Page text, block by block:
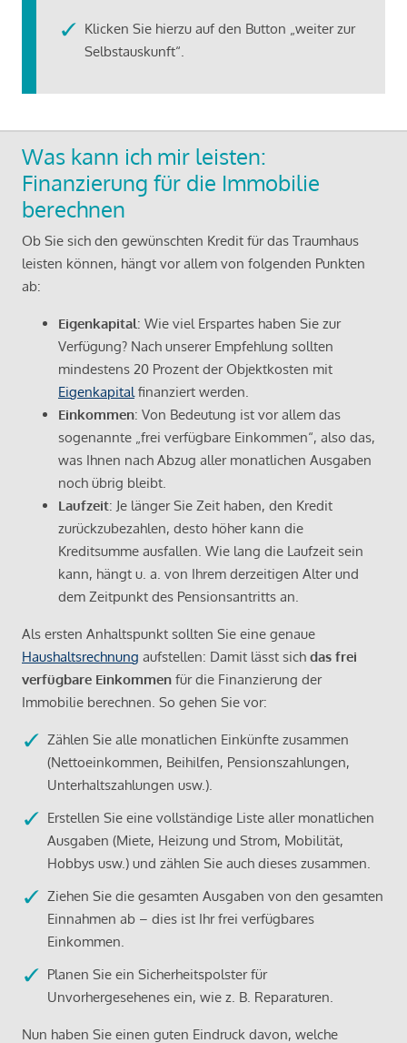
Klicken Sie hierzu auf den Button „weiter zur
Selbstauskunft“.
Was kann ich mir leisten:
Finanzierung für die Immobilie
berechnen
Ob Sie sich den gewünschten Kredit für das Traumhaus
leisten können, hängt vor allem von folgenden Punkten
ab:
Eigenkapital: Wie viel Erspartes haben Sie zur
Verfügung? Nach unserer Empfehlung sollten
mindestens 20 Prozent der Objektkosten mit
Eigenkapital finanziert werden.
Einkommen: Von Bedeutung ist vor allem das
sogenannte „frei verfügbare Einkommen“, also das,
was Ihnen nach Abzug aller monatlichen Ausgaben
noch übrig bleibt.
Laufzeit: Je länger Sie Zeit haben, den Kredit
zurückzubezahlen, desto höher kann die
Kreditsumme ausfallen. Wie lang die Laufzeit sein
kann, hängt u. a. von Ihrem derzeitigen Alter und
dem Zeitpunkt des Pensionsantritts an.
Als ersten Anhaltspunkt sollten Sie eine genaue
Haushaltsrechnung aufstellen: Damit lässt sich das frei
verfügbare Einkommen für die Finanzierung der
Immobilie berechnen. So gehen Sie vor:
Zählen Sie alle monatlichen Einkünfte zusammen
(Nettoeinkommen, Beihilfen, Pensionszahlungen,
Unterhaltszahlungen usw.).
Erstellen Sie eine vollständige Liste aller monatlichen
Ausgaben (Miete, Heizung und Strom, Mobilität,
Hobbys usw.) und zählen Sie auch dieses zusammen.
Ziehen Sie die gesamten Ausgaben von den gesamten
Einnahmen ab – dies ist Ihr frei verfügbares
Einkommen.
Planen Sie ein Sicherheitspolster für
Unvorhergesehenes ein, wie z. B. Reparaturen.
Nun haben Sie einen guten Eindruck davon, welche